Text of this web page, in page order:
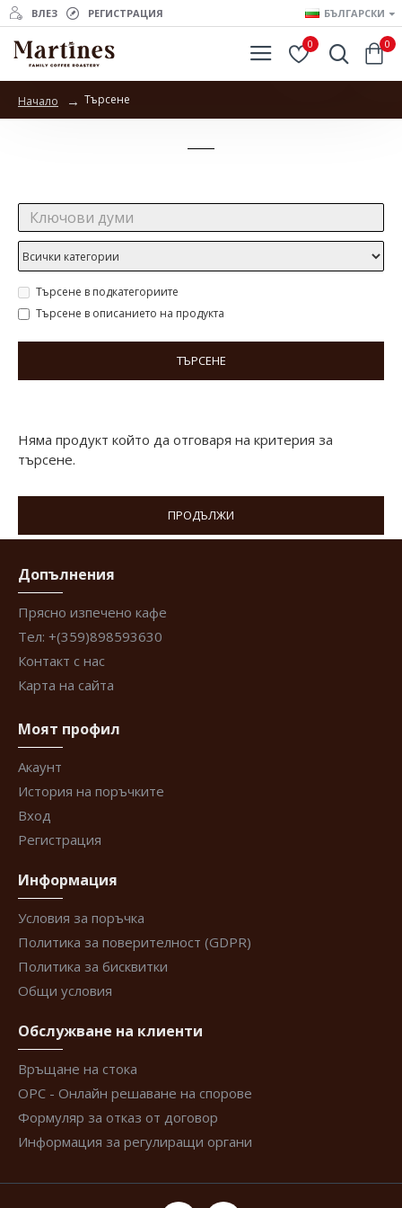
ВЛЕЗ РЕГИСТРАЦИЯ БЪЛГАРСКИ
0 0
Начало Търсене
Търсене в подкатегориите
Търсене в описанието на продукта
ТЪРСЕНЕ
Няма продукт който да отговаря на критерия за
търсене.
ПРОДЪЛЖИ
Допълнения
Прясно изпечено кафе
Тел: +(359)898593630
Контакт с нас
Карта на сайта
Моят профил
Акаунт
История на поръчките
Вход
Регистрация
Информация
Условия за поръчка
Политика за поверителност (GDPR)
Политика за бисквитки
Общи условия
Обслужване на клиенти
Връщане на стока
ОРС - Онлайн решаване на спорове
Формуляр за отказ от договор
Информация за регулиращи органи